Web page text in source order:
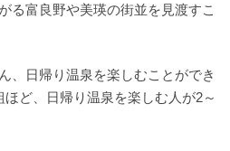
る富良野や美瑛の街並を見渡すこ
、日帰り温泉を楽しむことができ
ど、日帰り温泉を楽しむ人が2～